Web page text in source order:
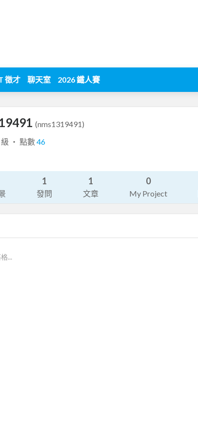
徵才 聊天室 2026 鐵人賽
(nms1319491)
級 ‧ 點數46
1
發問
1
文章
0
My Project
...